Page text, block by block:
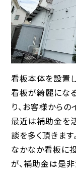
看板本体を設置
看板が綺麗にな
り、お客様からの
最近は補助金を
談を多く頂きます。
なかなか看板に
が、補助金は是非